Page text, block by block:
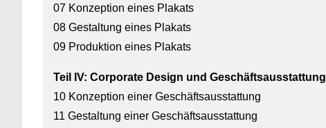
07 Konzeption eines Plakats
08 Gestaltung eines Plakats
09 Produktion eines Plakats
Teil IV: Corporate Design und Geschäftsausstattung
10 Konzeption einer Geschäftsausstattung
11 Gestaltung einer Geschäftsausstattung